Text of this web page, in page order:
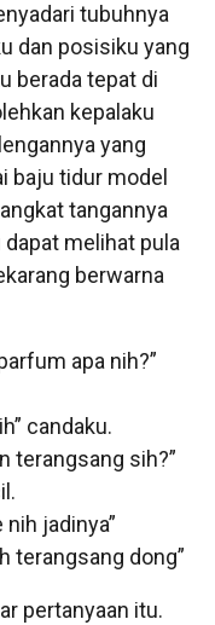
tubuhnya
dan posisiku yang
berada tepat di
kepalaku
yang
baju tidur model
tangannya
melihat pula
berwarna
apa nih?”
candaku.
terangsang sih?”
jadinya”
terangsang dong”
pertanyaan itu.